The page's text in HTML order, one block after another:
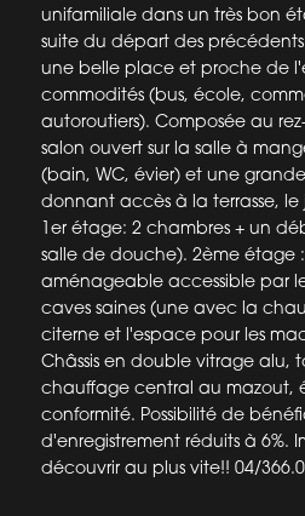
unifamiliale dans un très bon
suite du départ des précédents
une belle place et proche de
commodités (bus, école,
autoroutiers). Composée au
salon ouvert sur la salle à
(bain, WC, évier) et une
donnant accès à la terrasse,
1er étage: 2 chambres + un
salle de douche). 2ème étage
aménageable accessible par
caves saines (une avec la
citerne et l'espace pour les
Châssis en double vitrage alu,
chauffage central au mazout,
conformité. Possibilité de
d'enregistrement réduits à 6%.
découvrir au plus vite!! 04/